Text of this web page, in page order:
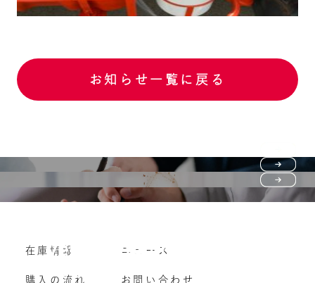
お知らせ一覧に戻る
購入の流れ
よくいただくご質問
Vehicle purchase
車両買い取り
在庫情報
購入の流れ
ニュース
お問い合わせ